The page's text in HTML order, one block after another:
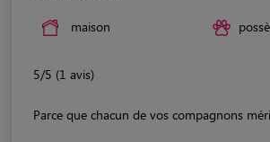
maison
5/5 (1 avis)
Parce que chacun de vos compagnons